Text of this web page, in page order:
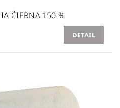
ČIERNA 150 %
DETAIL